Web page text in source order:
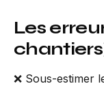
Les
❌ Sous-estimer